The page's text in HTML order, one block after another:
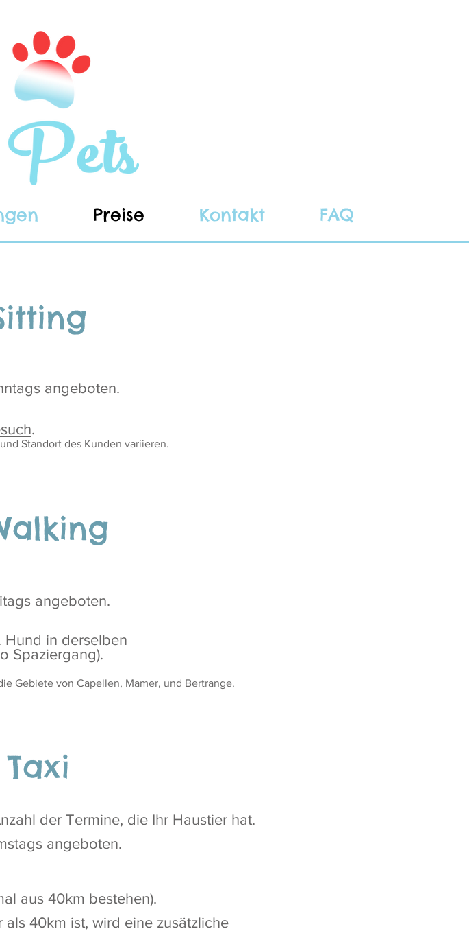
Preise Kontakt FAQ
angeboten.
.
Standort des Kunden variieren.
angeboten.
Hund in derselben
Spaziergang).
Gebiete von Capellen, Mamer, und Bertrange.
der Termine, die Ihr Haustier hat.
angeboten.
aus 40km bestehen).
40km ist, wird eine zusätzliche